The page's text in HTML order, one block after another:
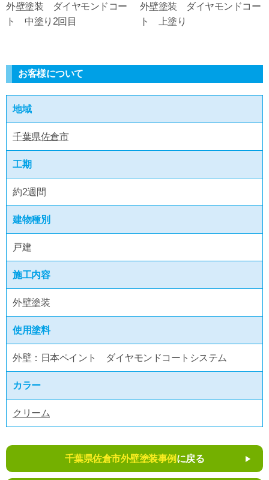
外壁塗装 ダイヤモンドコー
ト 中塗り2回目
外壁塗装 ダイヤモンドコー
ト 上塗り
お客様について
地域
千葉県佐倉市
工期
約2週間
建物種別
戸建
施工内容
外壁塗装
使用塗料
外壁：日本ペイント ダイヤモンドコートシステム
カラー
クリーム
千葉県佐倉市外壁塗装事例 に戻る